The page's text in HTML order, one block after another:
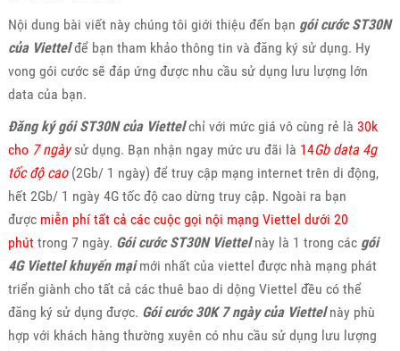
Nội dung bài viết này chúng tôi giới thiệu đến bạn gói cước ST30N
của Viettelđể bạn tham khảo thông tin và đăng ký sử dụng. Hy
vong gói cước sẽ đáp ứng được nhu cầu sử dụng lưu lượng lớn
data của bạn.
Đăng ký gói ST30N của Viettel chỉ với mức giá vô cùng rẻ là 30k
cho7 ngàysử dụng. Bạn nhận ngay mức ưu đãi là 14Gb data 4g
tốc độ cao(2Gb/ 1 ngày) để truy cập mạng internet trên di động,
hết 2Gb/ 1 ngày 4G tốc độ cao dừng truy cập. Ngoài ra bạn
được miễn phí tất cả các cuộc gọi nội mạng Viettel dưới 20
phúttrong 7 ngày. Gói cước ST30N Viettelnày là 1 trong các gói
4G Viettel khuyến mạimới nhất của viettel được nhà mạng phát
triển giành cho tất cả các thuê bao di dộng Viettel đều có thể
đăng ký sử dụng được. Gói cước 30K 7 ngày của Viettelnày phù
hợp với khách hàng thường xuyên có nhu cầu sử dụng lưu lượng